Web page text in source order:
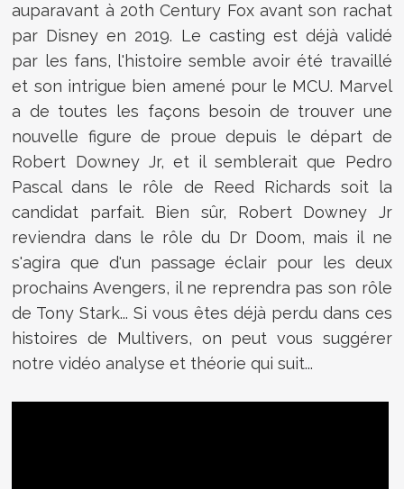
auparavant à 20th Century Fox avant son rachat
par Disney en 2019. Le casting est déjà validé
par les fans, l'histoire semble avoir été travaillé
et son intrigue bien amené pour le MCU. Marvel
a de toutes les façons besoin de trouver une
nouvelle figure de proue depuis le départ de
Robert Downey Jr, et il semblerait que Pedro
Pascal dans le rôle de Reed Richards soit la
candidat parfait. Bien sûr, Robert Downey Jr
reviendra dans le rôle du Dr Doom, mais il ne
s'agira que d'un passage éclair pour les deux
prochains Avengers, il ne reprendra pas son rôle
de Tony Stark... Si vous êtes déjà perdu dans ces
histoires de Multivers, on peut vous suggérer
notre vidéo analyse et théorie qui suit...